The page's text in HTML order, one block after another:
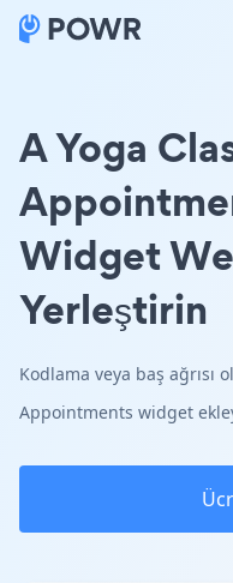
A Yoga
Widget
Yerleştirin
Kodlama veya baş ağrısı
Appointments widget